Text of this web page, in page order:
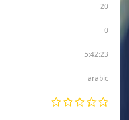
20
0
5:42:23
arabic